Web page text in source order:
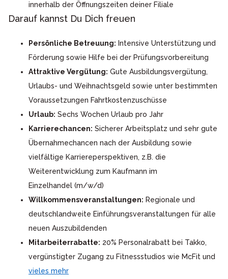
innerhalb der Öffnungszeiten deiner Filiale
Darauf kannst Du Dich freuen
Persönliche Betreuung: Intensive Unterstützung und
Förderung sowie Hilfe bei der Prüfungsvorbereitung
Attraktive Vergütung: Gute Ausbildungsvergütung,
Urlaubs- und Weihnachtsgeld sowie unter bestimmten
Voraussetzungen Fahrtkostenzuschüsse
Urlaub: Sechs Wochen Urlaub pro Jahr
Karrierechancen: Sicherer Arbeitsplatz und sehr gute
Übernahmechancen nach der Ausbildung sowie
vielfältige Karriereperspektiven, z.B. die
Weiterentwicklung zum Kaufmann im
Einzelhandel (m/w/d)
Willkommensveranstaltungen: Regionale und
deutschlandweite Einführungsveranstaltungen für alle
neuen Auszubildenden
Mitarbeiterrabatte: 20% Personalrabatt bei Takko,
vergünstigter Zugang zu Fitnessstudios wie McFit und
vieles mehr